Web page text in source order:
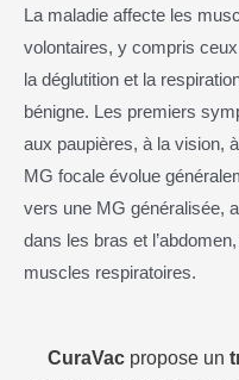
La maladie affecte les
volontaires, y compris
la déglutition et la
bénigne. Les premiers
aux paupières, à la vision,
MG focale évolue
vers une MG généralisée,
dans les bras et
muscles respiratoires.
CuraVacpropose un